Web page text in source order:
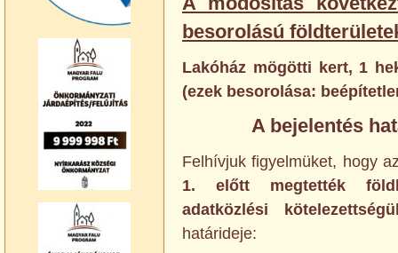
besorolású
Lakóház mögötti kert, 1
(ezek besorolása:
A bejelentés
Felhívjuk figyelmüket, hogy
1. előtt megtették
adatközlési
határideje: